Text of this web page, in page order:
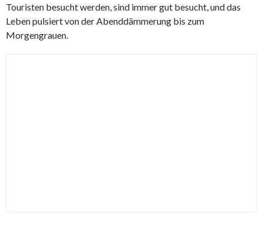
Touristen besucht werden, sind immer gut besucht, und das
Leben pulsiert von der Abenddämmerung bis zum
Morgengrauen.